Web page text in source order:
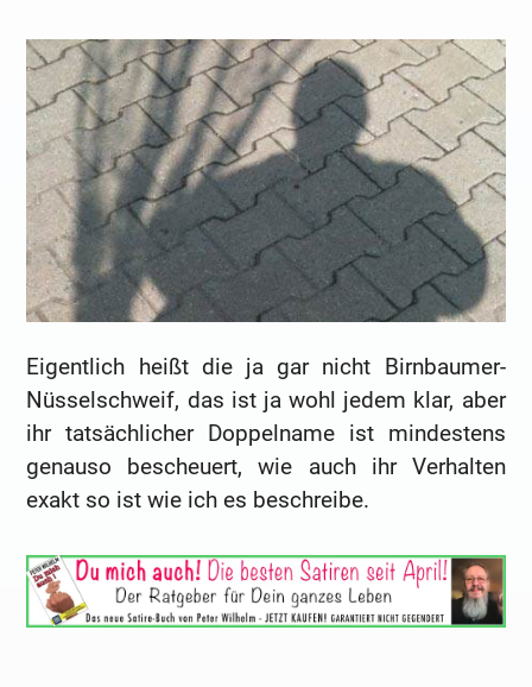
Eigentlich heißt die ja gar nicht Birnbaumer-
Nüsselschweif, das ist ja wohl jedem klar, aber
ihr tatsächlicher Doppelname ist mindestens
genauso bescheuert, wie auch ihr Verhalten
exakt so ist wie ich es beschreibe.